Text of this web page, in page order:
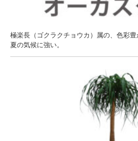
極楽長（ゴクラクチョウカ）属の、色彩豊
夏の気候に強い。